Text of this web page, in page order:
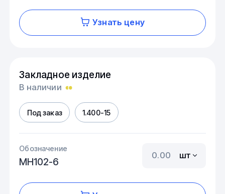
Узнать цену
Закладное изделие
В наличии
Под заказ 1.400-15
Обозначение
МН102-6
шт